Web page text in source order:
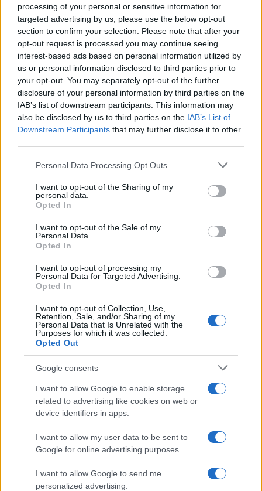
processing of your personal or sensitive information for
targeted advertising by us, please use the below opt-out
section to confirm your selection. Please note that after your
opt-out request is processed you may continue seeing
interest-based ads based on personal information utilized by
us or personal information disclosed to third parties prior to
your opt-out. You may separately opt-out of the further
disclosure of your personal information by third parties on the
IAB’s list of downstream participants. This information may
also be disclosed by us to third parties on the IAB’s List of
Downstream Participants that may further disclose it to other
Please note that this website/app uses one or more Google
not limited to your visit or usage behaviour. You may click to
grant or deny consent to Google and its third-party tags to
use your data for below specified purposes in below Google
consent section.
Personal Data Processing Opt Outs
I want to opt-out of the Sharing of my
personal data.
Opted In
I want to opt-out of the Sale of my
Personal Data.
Opted In
I want to opt-out of processing my
Personal Data for Targeted Advertising.
Opted In
I want to opt-out of Collection, Use,
Retention, Sale, and/or Sharing of my
Personal Data that Is Unrelated with the
Purposes for which it was collected.
Opted Out
Google consents
I want to allow Google to enable storage
related to advertising like cookies on web or
device identifiers in apps.
I want to allow my user data to be sent to
Google for online advertising purposes.
I want to allow Google to send me
personalized advertising.
FINANZAS
Cómo la crisis de refino está afectando los precios de la
gasolina y el diésel
FINANZAS
Intervención conjunta de Japón y EE.UU. para frenar la caída
COTIZACIONES CRYPTO